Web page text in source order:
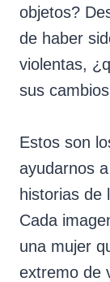
objetos?
de haber
violentas,
sus
Estos son
ayudarnos
historias de
Cada
una mujer
extremo de